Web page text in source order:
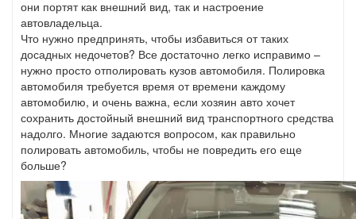
они портят как внешний вид, так и настроение
автовладельца.
Что нужно предпринять, чтобы избавиться от таких
досадных недочетов? Все достаточно легко исправимо –
нужно просто отполировать кузов автомобиля. Полировка
автомобиля требуется время от времени каждому
автомобилю, и очень важна, если хозяин авто хочет
сохранить достойный внешний вид транспортного средства
надолго. Многие задаются вопросом, как правильно
полировать автомобиль, чтобы не повредить его еще
больше?